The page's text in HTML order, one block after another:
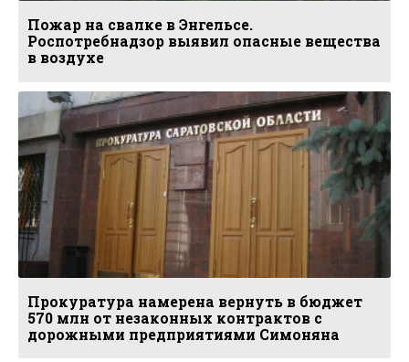
Пожар на свалке в Энгельсе.
Роспотребнадзор выявил опасные вещества
в воздухе
Прокуратура намерена вернуть в бюджет
570 млн от незаконных контрактов с
дорожными предприятиями Симоняна